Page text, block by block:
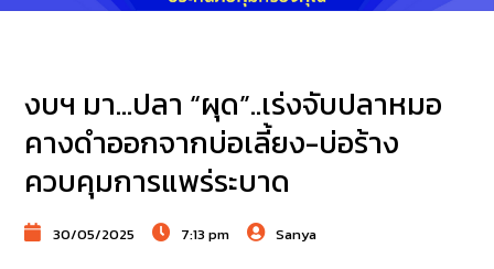
งบฯ มา…ปลา “ผุด”..เร่งจับปลาหมอ
คางดำออกจากบ่อเลี้ยง-บ่อร้าง
ควบคุมการแพร่ระบาด
30/05/2025 7:13 pm Sanya